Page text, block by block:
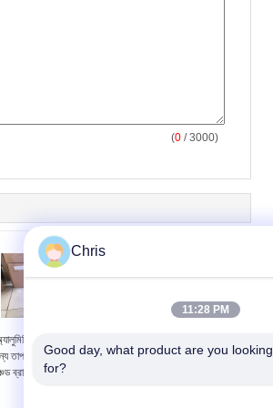
(0 / 3000)
এক্সট্রোশনগুলির
তাপ প্রতিরোধের সাথে সুই
ব্রাউন কালার পিবিও রোলার
বেল্ট 5 মিমি বেধ এসিড
Chris
11:28 PM
Good day, what product are you looking
for?